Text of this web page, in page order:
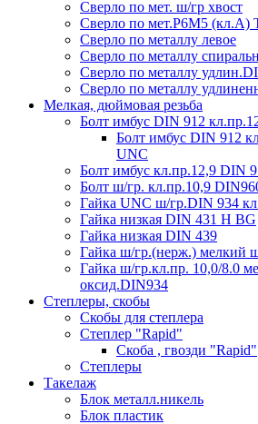
Сверло по мет. ш/гр хвост
Сверло по мет.Р6М5 (кл.А)
Сверло по металлу левое
Сверло по металлу
Сверло по металлу
Сверло по металлу
Мелкая, дюймовая резьба
Болт имбус DIN 912
Болт имбус DIN 912
UNC
Болт имбус кл.пр.12,9 DIN
Болт ш/гр. кл.пр.10,9
Гайка UNC ш/гр.DIN 934
Гайка низкая DIN 431 H BG
Гайка низкая DIN 439
Гайка ш/гр.(нерж.) мелкий
Гайка ш/гр.кл.пр. 10,0/8.0
оксид.DIN934
Степлеры, скобы
Скобы для степлера
Степлер "Rapid"
Скоба , гвозди "Rapid"
Степлеры
Такелаж
Блок металл.никель
Блок пластик